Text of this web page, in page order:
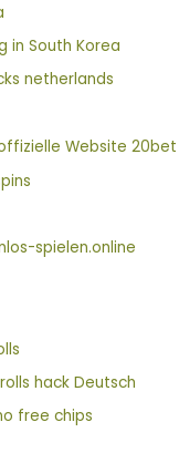
in South Korea
netherlands
Website 20bet
spielen.online
hack Deutsch
free chips